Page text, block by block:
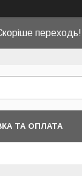
переходь!
ТА ОПЛАТА